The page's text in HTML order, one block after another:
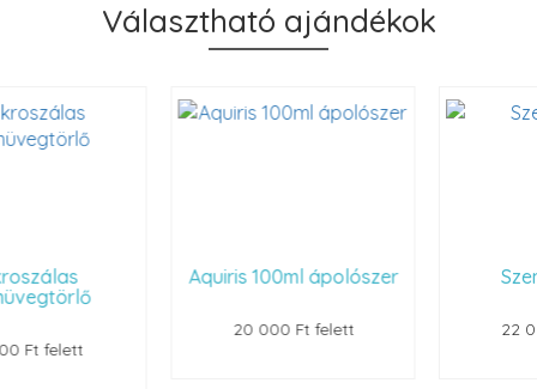
Választható ajándékok
Aquiris 100ml ápolószer Szemüvegtok